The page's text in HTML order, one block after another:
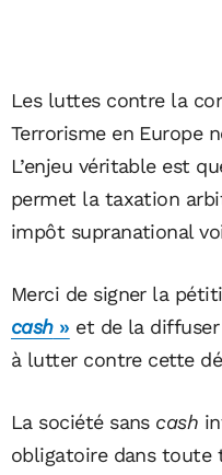
Les luttes contre la
Terrorisme en Europe
L’enjeu véritable est
permet la taxation
impôt supranational
Merci de signer la
cash» et de la
à lutter contre cette
La société sans cash
obligatoire dans toute